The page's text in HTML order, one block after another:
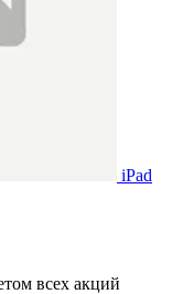
iPad
всех акций